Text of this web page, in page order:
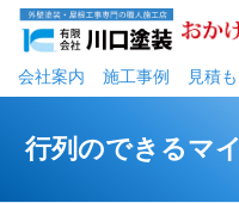
会社案内 施工事例 ⾒積
行列のできるマ